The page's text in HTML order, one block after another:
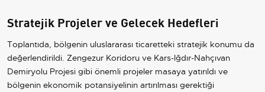
Stratejik Projeler ve Gelecek Hedefleri
Toplantıda, bölgenin uluslararası ticaretteki stratejik konumu da
değerlendirildi. Zengezur Koridoru ve Kars-Iğdır-Nahçıvan
Demiryolu Projesi gibi önemli projeler masaya yatırıldı ve
bölgenin ekonomik potansiyelinin artırılması gerektiği